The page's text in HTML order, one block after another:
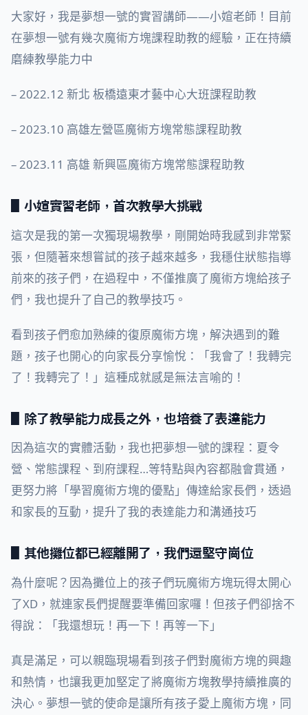
大家好，我是夢想一號的實習講師——小媗老師！目前
在夢想一號有幾次魔術方塊課程助教的經驗，正在持續
磨練教學能力中
– 2022.12 新北 板橋遠東才藝中心大班課程助教
– 2023.10 高雄左營區魔術方塊常態課程助教
– 2023.11 高雄 新興區魔術方塊常態課程助教
▋小媗實習老師，首次教學大挑戰
這次是我的第一次獨現場教學，剛開始時我感到非常緊
張，但隨著來想嘗試的孩子越來越多，我穩住狀態指導
前來的孩子們，在過程中，不僅推廣了魔術方塊給孩子
們，我也提升了自己的教學技巧。
看到孩子們愈加熟練的復原魔術方塊，解決遇到的難
題，孩子也開心的向家長分享愉悅：「我會了！我轉完
了！我轉完了！」這種成就感是無法言喻的！
▋除了教學能力成長之外，也培養了表達能力
因為這次的實體活動，我也把夢想一號的課程：夏令
營、常態課程、到府課程…等特點與內容都融會貫通，
更努力將「學習魔術方塊的優點」傳達給家長們，透過
和家長的互動，提升了我的表達能力和溝通技巧
▋其他攤位都已經離開了，我們還堅守崗位
為什麼呢？因為攤位上的孩子們玩魔術方塊玩得太開心
了XD，就連家長們提醒要準備回家囉！但孩子們卻捨不
得說：「我還想玩！再一下！再等一下」
真是滿足，可以親臨現場看到孩子們對魔術方塊的興趣
和熱情，也讓我更加堅定了將魔術方塊教學持續推廣的
決心。夢想一號的使命是讓所有孩子愛上魔術方塊，同